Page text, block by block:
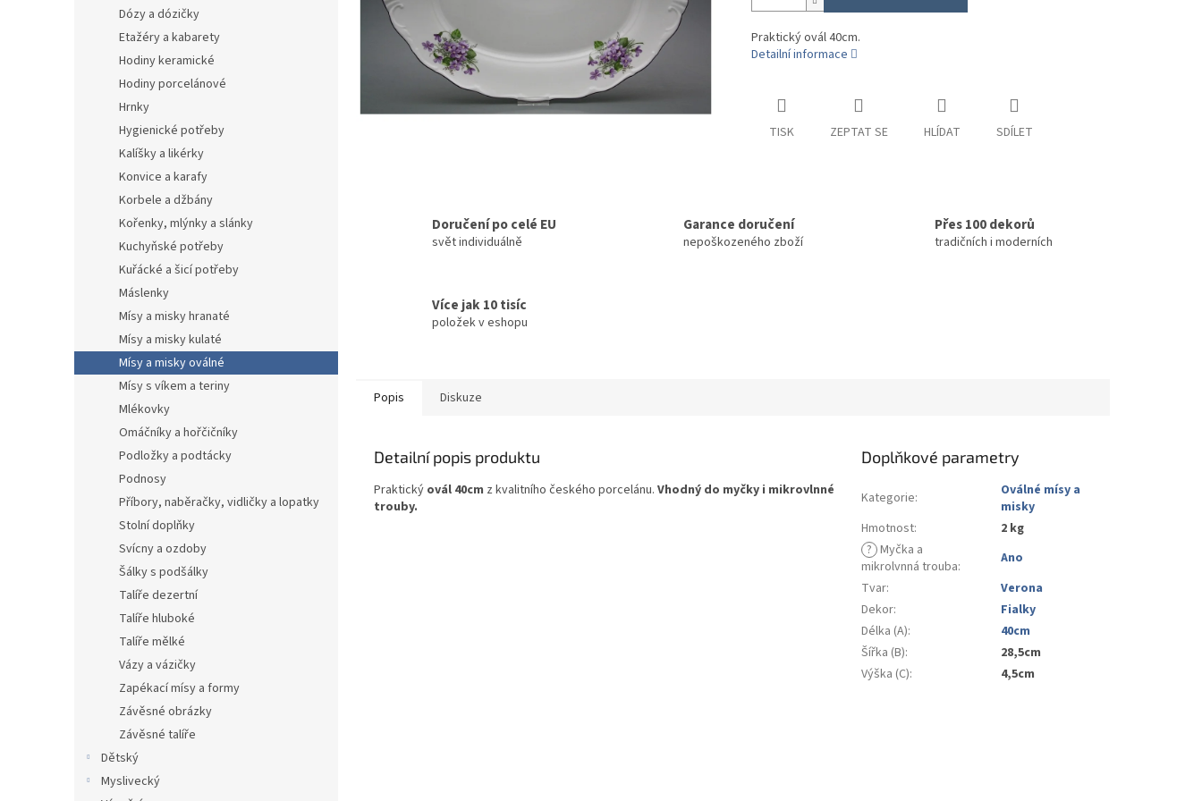
Dózy a dózičky
Etažéry a kabarety
Hodiny keramické
Hodiny porcelánové
Hrnky
Hygienické potřeby
Kalíšky a likérky
Konvice a karafy
Korbele a džbány
Kořenky, mlýnky a slánky
Kuchyňské potřeby
Kuřácké a šicí potřeby
Máslenky
Mísy a misky hranaté
Mísy a misky kulaté
Mísy a misky oválné
Mísy s víkem a teriny
Mlékovky
Omáčníky a hořčičníky
Podložky a podtácky
Podnosy
Příbory, naběračky, vidličky a lopatky
Stolní doplňky
Svícny a ozdoby
Šálky s podšálky
Talíře dezertní
Talíře hluboké
Talíře mělké
Vázy a vázičky
Zapékací mísy a formy
Závěsné obrázky
Závěsné talíře
Dětský
Myslivecký
Praktický ovál 40cm.
Detailní informace
TISK ZEPTAT SE HLÍDAT SDÍLET
Doručení po celé EU
svět individuálně
Garance doručení
nepoškozeného zboží
Přes 100 dekorů
tradičních i moderních
Více jak 10 tisíc
položek v eshopu
Popis Diskuze
Detailní popis produktu
Praktický ovál 40cm z kvalitního českého porcelánu. Vhodný do myčky i mikrovlnné
trouby.
Doplňkové parametry
Kategorie:
Oválné mísy a
misky
Hmotnost:
2 kg
? Myčka a
mikrolvnná trouba:
Ano
Tvar:
Verona
Dekor:
Fialky
Délka (A):
40cm
Šířka (B):
28,5cm
Výška (C): 4,5cm